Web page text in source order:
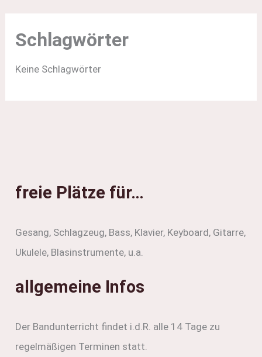
Schlagwörter
Keine Schlagwörter
freie Plätze für…
Gesang, Schlagzeug, Bass, Klavier, Keyboard, Gitarre,
Ukulele, Blasinstrumente, u.a.
allgemeine Infos
Der Bandunterricht findet i.d.R. alle 14 Tage zu
regelmäßigen Terminen statt.